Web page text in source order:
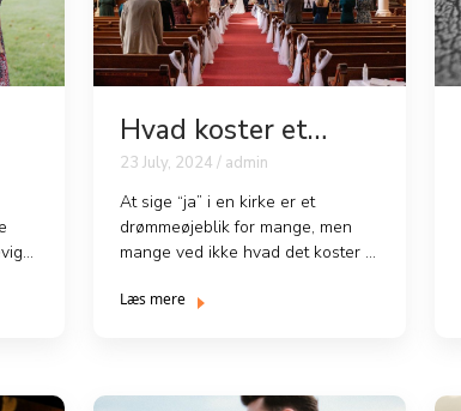
Hvad koster et
bryllup i kirken?
23 July, 2024 / admin
At sige “ja” i en kirke er et
drømmeøjeblik for mange, men
mange ved ikke hvad det koster at
Læs mere